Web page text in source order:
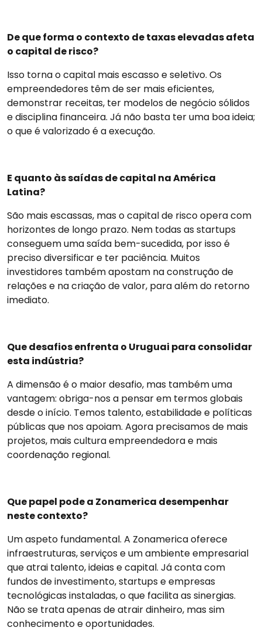
De que forma o contexto de taxas elevadas afeta
o capital de risco?
Isso torna o capital mais escasso e seletivo. Os
empreendedores têm de ser mais eficientes,
demonstrar receitas, ter modelos de negócio sólidos
e disciplina financeira. Já não basta ter uma boa ideia;
o que é valorizado é a execução.
E quanto às saídas de capital na América
Latina?
São mais escassas, mas o capital de risco opera com
horizontes de longo prazo. Nem todas as startups
conseguem uma saída bem-sucedida, por isso é
preciso diversificar e ter paciência. Muitos
investidores também apostam na construção de
relações e na criação de valor, para além do retorno
imediato.
Que desafios enfrenta o Uruguai para consolidar
esta indústria?
A dimensão é o maior desafio, mas também uma
vantagem: obriga-nos a pensar em termos globais
desde o início. Temos talento, estabilidade e políticas
públicas que nos apoiam. Agora precisamos de mais
projetos, mais cultura empreendedora e mais
coordenação regional.
Que papel pode a Zonamerica desempenhar
neste contexto?
Um aspeto fundamental. A Zonamerica oferece
infraestruturas, serviços e um ambiente empresarial
que atrai talento, ideias e capital. Já conta com
fundos de investimento, startups e empresas
tecnológicas instaladas, o que facilita as sinergias.
Não se trata apenas de atrair dinheiro, mas sim
conhecimento e oportunidades.